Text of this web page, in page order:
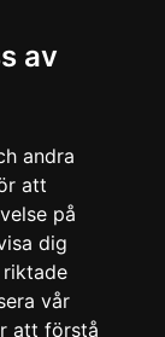
av
andra
att
på
dig
vår
att förstå